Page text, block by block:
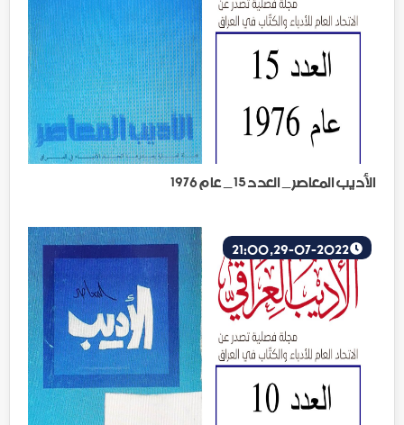
الأديب المعاصر _ العدد 15 _ عام 1976